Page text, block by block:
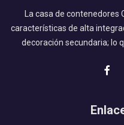
La casa de contenedores
características de alta
decoración secundaria; lo